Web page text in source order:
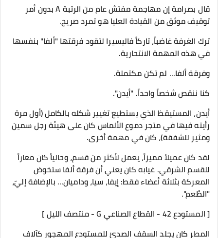
قال بصرامة إن مهاجمة مفتش عام من الرتبة A بدون أمر
توقيف موثق من القيادة العليا هو تمرد صريح.
ترك الغرفة غاضباً، تاركاً فاليسيرا لتقود فرقتها "ألفا" بنفسها
في هذه المهمة الانتحارية.
​وفرقة ألفا... لم تكن مكتملة.
​كنا ننقص شخصاً واحداً. "أيدن".
أيدن، المستيقظ الذي يستطيع تغيير شكله بالكامل (أول مرة
رأيته فيها في متجر دموع الألماس كان على هيئة رجل سمين
ومثير للشفقة)، كان في مهمة أخرى.
لقد كان عميلاً مميزاً، يعمل لأكثر من قسم، وحالياً كان معاراً
للقسم الشرقي. غيابه كان يعني أن فرقة ألفا ستخوض
المعركة بثلاثة أعضاء فقط: إيفا، سيا، وداميان... بالإضافة إليّ،
"الطُعم".
​[ المستودع 42 - القطاع الصناعي G - منتصف الليل ]
​المطر كان يجلد السقف الصدئ للمستودع المهجور كآلاف